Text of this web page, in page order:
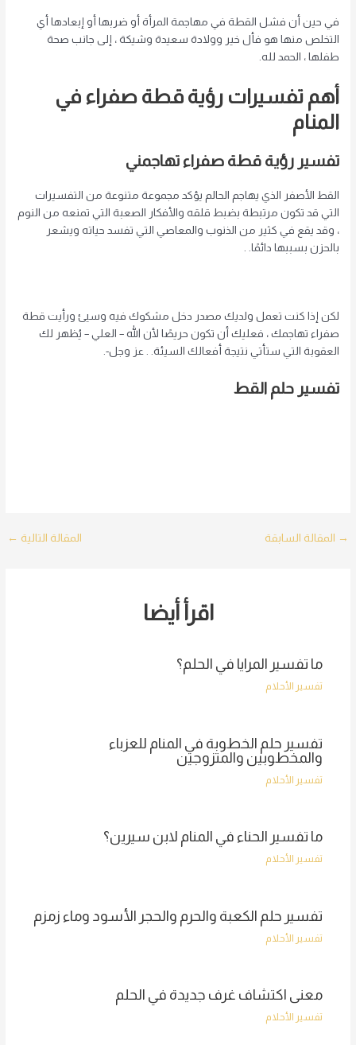
في حين أن فشل القطة في مهاجمة المرأة أو ضربها أو إبعادها أي
التخلص منها هو فأل خير وولادة سعيدة وشيكة ، إلى جانب صحة
طفلها ، الحمد لله.
أهم تفسيرات رؤية قطة صفراء في
المنام
تفسير رؤية قطة صفراء تهاجمني
القط الأصفر الذي يهاجم الحالم يؤكد مجموعة متنوعة من التفسيرات
التي قد تكون مرتبطة بضبط قلقه والأفكار الصعبة التي تمنعه ​​من النوم
، وقد يقع في كثير من الذنوب والمعاصي التي تفسد حياته ويشعر
بالحزن بسببها دائمًا. .
لكن إذا كنت تعمل ولديك مصدر دخل مشكوك فيه وسيئ ورأيت قطة
صفراء تهاجمك ، فعليك أن تكون حريصًا لأن الله – العلي – يُظهر لك
العقوبة التي ستأتي نتيجة أفعالك السيئة. . عز وجل-.
تفسير حلم القط
Post
→ المقالة السابقة المقالة التالية ←
اقرأ أيضا
ما تفسير المرايا في الحلم؟
تفسير الأحلام
تفسير حلم الخطوبة في المنام للعزباء
والمخطوبين والمتزوجين
تفسير الأحلام
ما تفسير الحناء في المنام لابن سيرين؟
تفسير الأحلام
تفسير حلم الكعبة والحرم والحجر الأسود وماء زمزم
تفسير الأحلام
معنى اكتشاف غرف جديدة في الحلم
تفسير الأحلام